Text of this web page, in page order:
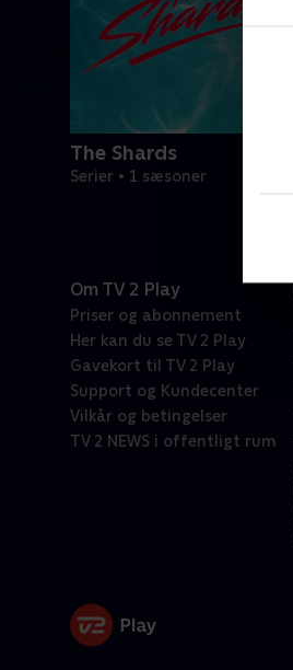
The Shards
Serier • 1 sæsoner
Om TV 2 Play
Priser og abonnement
Her kan du se TV 2 Play
Gavekort til TV 2 Play
Support og Kundecenter
Vilkår og betingelser
TV 2 NEWS i offentligt rum